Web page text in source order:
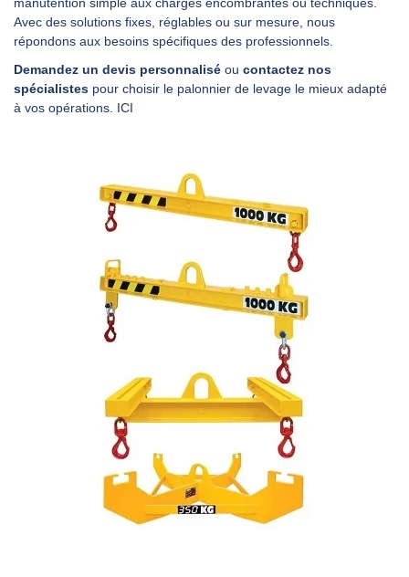
Avec des solutions fixes, réglables ou sur mesure, nous
répondons aux besoins spécifiques des professionnels.
Demandez un devis personnalisé ou contactez nos
spécialistes pour choisir le palonnier de levage le mieux adapté
à vos opérations. ICI